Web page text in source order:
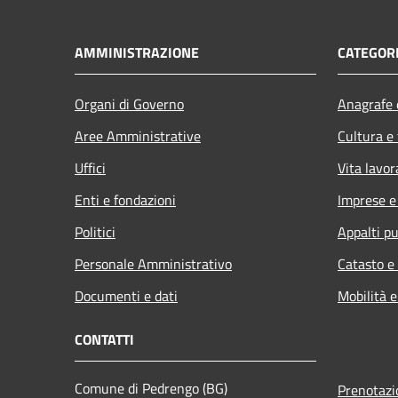
AMMINISTRAZIONE
Organi di Governo
Aree Amministrative
Uffici
Enti e fondazioni
Politici
Personale Amministrativo
Documenti e dati
Cultura
Vita
Imprese
Appalti
Catasto
Mobilità
CONTATTI
Comune di Pedrengo (BG)